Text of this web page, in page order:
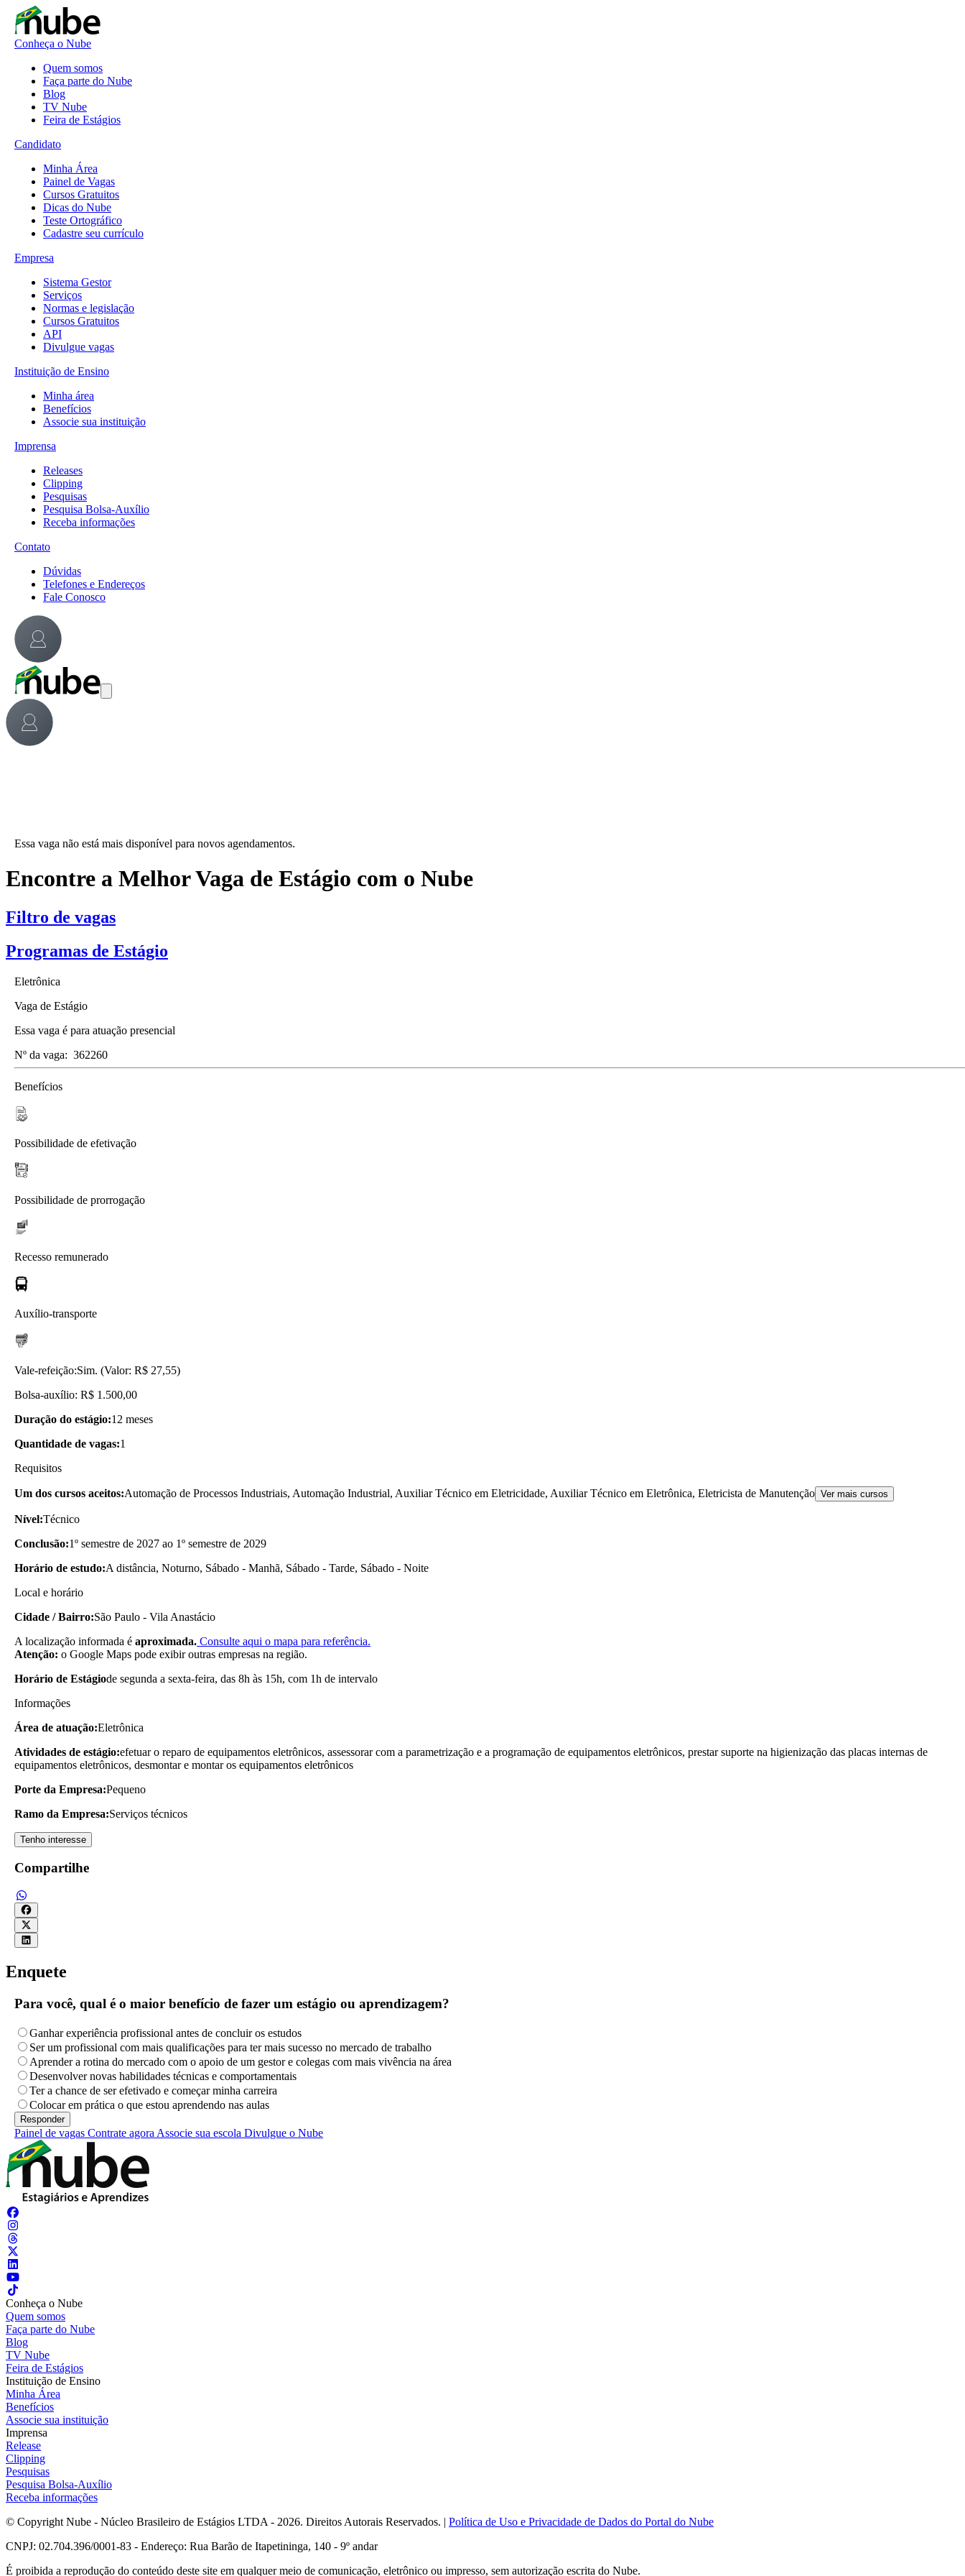
Conheça o Nube
Quem somos
Faça parte do Nube
Blog
TV Nube
Feira de Estágios
Candidato
Minha Área
Painel de Vagas
Cursos Gratuitos
Dicas do Nube
Teste Ortográfico
Cadastre seu currículo
Empresa
Sistema Gestor
Serviços
Normas e legislação
Cursos Gratuitos
API
Divulgue vagas
Instituição de Ensino
Minha área
Benefícios
Associe sua instituição
Imprensa
Releases
Clipping
Pesquisas
Pesquisa Bolsa-Auxílio
Receba informações
Contato
Dúvidas
Telefones e Endereços
Fale Conosco
Essa vaga não está mais disponível para novos agendamentos.
Encontre a Melhor Vaga de Estágio com o Nube
Filtro de vagas
Programas de Estágio
Eletrônica
Vaga de Estágio
Essa vaga é para atuação presencial
Nº da vaga: 362260
Benefícios
Possibilidade de efetivação
Possibilidade de prorrogação
Recesso remunerado
Auxílio-transporte
Vale-refeição:Sim. (Valor: R$ 27,55)
Bolsa-auxílio: R$ 1.500,00
Duração do estágio:12 meses
Quantidade de vagas:1
Requisitos
Um dos cursos aceitos:Automação de Processos Industriais, Automação Industrial, Auxiliar Técnico em Eletricidade, Auxiliar Técnico em Eletrônica, Eletricista de Manutenção Ver mais cursos
Nível:Técnico
Conclusão:1º semestre de 2027 ao 1º semestre de 2029
Horário de estudo:A distância, Noturno, Sábado - Manhã, Sábado - Tarde, Sábado - Noite
Local e horário
Cidade / Bairro:São Paulo - Vila Anastácio
A localização informada é aproximada. Consulte aqui o mapa para referência.
Atenção: o Google Maps pode exibir outras empresas na região.
Horário de Estágiode segunda a sexta-feira, das 8h às 15h, com 1h de intervalo
Informações
Área de atuação:Eletrônica
Atividades de estágio:efetuar o reparo de equipamentos eletrônicos, assessorar com a parametrização e a programação de equipamentos eletrônicos, prestar suporte na higienização das placas internas de
equipamentos eletrônicos, desmontar e montar os equipamentos eletrônicos
Porte da Empresa:Pequeno
Ramo da Empresa:Serviços técnicos
Tenho interesse
Compartilhe
Enquete
Para você, qual é o maior benefício de fazer um estágio ou aprendizagem?
Ganhar experiência profissional antes de concluir os estudos
Ser um profissional com mais qualificações para ter mais sucesso no mercado de trabalho
Aprender a rotina do mercado com o apoio de um gestor e colegas com mais vivência na área
Desenvolver novas habilidades técnicas e comportamentais
Ter a chance de ser efetivado e começar minha carreira
Colocar em prática o que estou aprendendo nas aulas
Painel de vagas Contrate agora Associe sua escola Divulgue o Nube
Conheça o Nube
Quem somos
Faça parte do Nube
Blog
TV Nube
Feira de Estágios
Instituição de Ensino
Minha Área
Benefícios
Associe sua instituição
Imprensa
Release
Clipping
Pesquisas
Pesquisa Bolsa-Auxílio
Receba informações
© Copyright Nube - Núcleo Brasileiro de Estágios LTDA - 2026. Direitos Autorais Reservados. | Política de Uso e Privacidade de Dados do Portal do Nube
CNPJ: 02.704.396/0001-83 - Endereço: Rua Barão de Itapetininga, 140 - 9º andar
É proibida a reprodução do conteúdo deste site em qualquer meio de comunicação, eletrônico ou impresso, sem autorização escrita do Nube.